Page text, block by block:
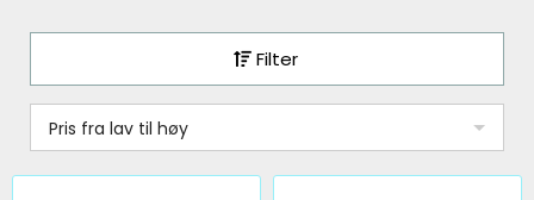
Filter
Pris fra lav til høy